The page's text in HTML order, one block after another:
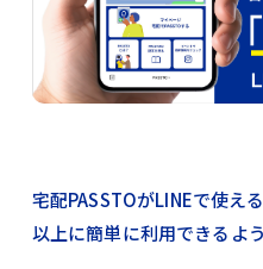
宅配PASSTOがLINEで使え
以上に簡単に利用できるよ